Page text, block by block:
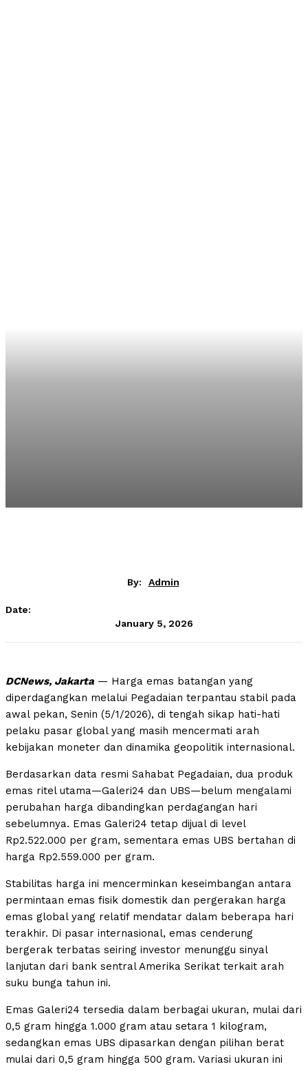
By: Admin
Date:
January 5, 2026
DCNews, Jakarta — Harga emas batangan yang
diperdagangkan melalui Pegadaian terpantau stabil pada
awal pekan, Senin (5/1/2026), di tengah sikap hati-hati
pelaku pasar global yang masih mencermati arah
kebijakan moneter dan dinamika geopolitik internasional.
Berdasarkan data resmi Sahabat Pegadaian, dua produk
emas ritel utama—Galeri24 dan UBS—belum mengalami
perubahan harga dibandingkan perdagangan hari
sebelumnya. Emas Galeri24 tetap dijual di level
Rp2.522.000 per gram, sementara emas UBS bertahan di
harga Rp2.559.000 per gram.
Stabilitas harga ini mencerminkan keseimbangan antara
permintaan emas fisik domestik dan pergerakan harga
emas global yang relatif mendatar dalam beberapa hari
terakhir. Di pasar internasional, emas cenderung
bergerak terbatas seiring investor menunggu sinyal
lanjutan dari bank sentral Amerika Serikat terkait arah
suku bunga tahun ini.
Emas Galeri24 tersedia dalam berbagai ukuran, mulai dari
0,5 gram hingga 1.000 gram atau setara 1 kilogram,
sedangkan emas UBS dipasarkan dengan pilihan berat
mulai dari 0,5 gram hingga 500 gram. Variasi ukuran ini